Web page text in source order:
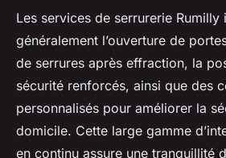
Les services de serrurerie Rumilly
généralement l’ouverture de
de serrures après effraction, la
sécurité renforcés, ainsi que des
personnalisés pour améliorer la
domicile. Cette large gamme
en continu assure une tranquillité